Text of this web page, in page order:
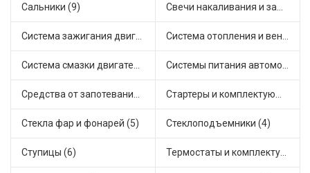
Сальники (9) Свечи накаливания и зажигания (16)
Система зажигания двигателя (2) Система отопления и вентиляции (6)
Система смазки двигателя (3) Системы питания автомобиля (1)
Средства от запотевания и размораживатели стекла (1) Стартеры и комплектующие (25)
Стекла фар и фонарей (5) Стеклоподъемники (4)
Ступицы (6) Термостаты и комплектующие системы охлаждения (21)